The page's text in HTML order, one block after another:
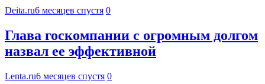
Deita.ru6 месяцев спустя 0
Глава госкомпании с огромным долгом
назвал ее эффективной
Lenta.ru6 месяцев спустя 0